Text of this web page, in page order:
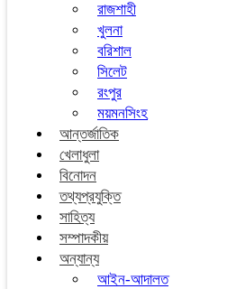
রাজশাহী
খুলনা
বরিশাল
সিলেট
রংপুর
ময়মনসিংহ
আন্তর্জাতিক
খেলাধুলা
বিনোদন
তথ্যপ্রযুক্তি
সাহিত্য
সম্পাদকীয়
অন্যান্য
আইন-আদালত